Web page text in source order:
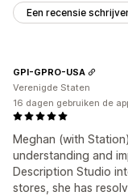
Een recensie
Meghan (with
understanding and
Description Studio
stores, she has
GPI-GPRO-USA
Verenigde Staten
16 dagen gebruiken de